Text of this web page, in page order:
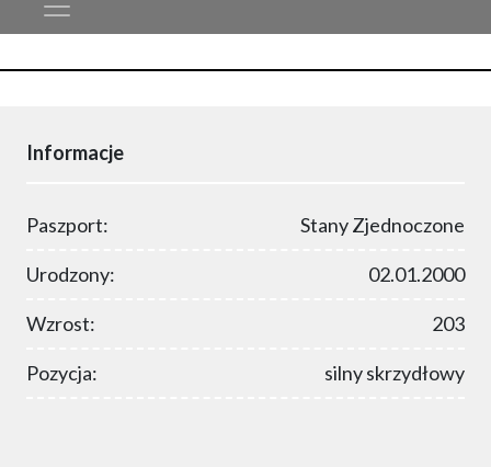
Informacje
Paszport: Stany Zjednoczone
Urodzony: 02.01.2000
Wzrost: 203
Pozycja: silny skrzydłowy